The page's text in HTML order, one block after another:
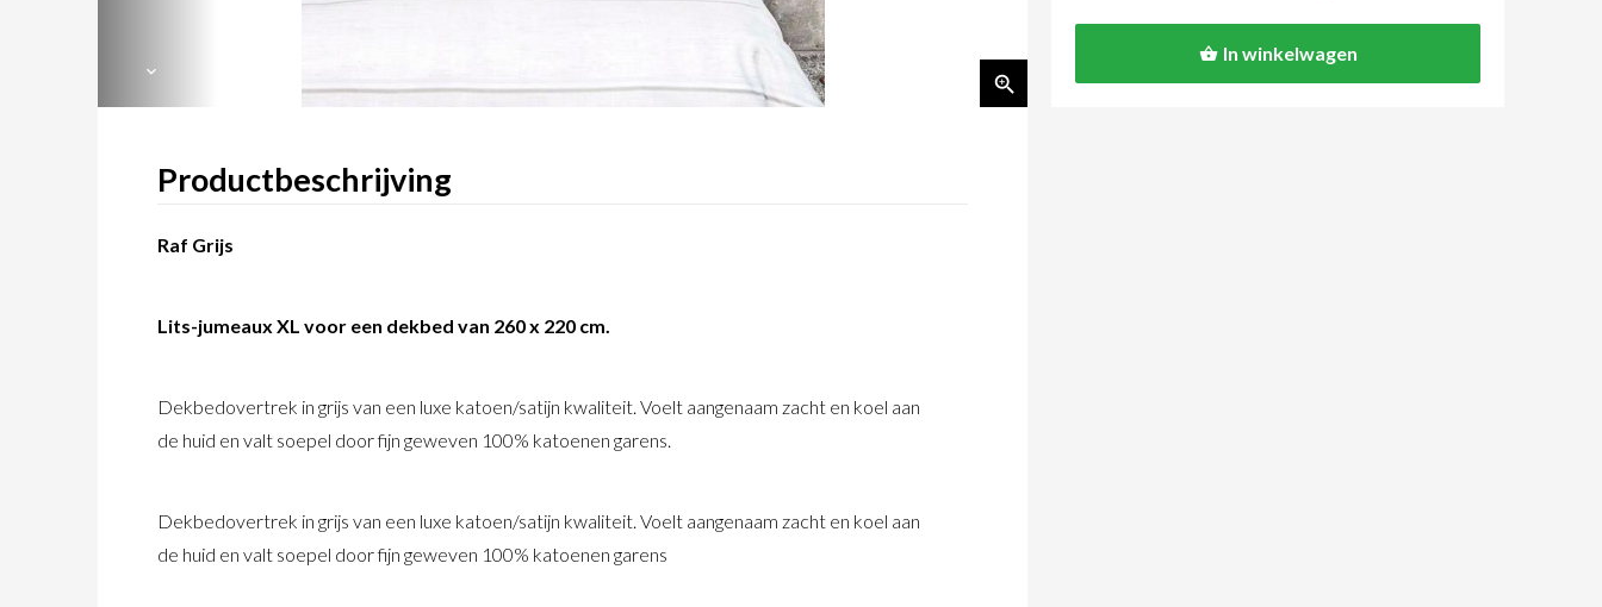
Productbeschrijving
Raf Grijs
Lits-jumeaux XL voor een dekbed van 260 x 220 cm.
Dekbedovertrek in grijs van een luxe katoen/satijn kwaliteit. Voelt aangenaam zacht en koel aan
de huid en valt soepel door fijn geweven 100% katoenen garens.
Dekbedovertrek in grijs van een luxe katoen/satijn kwaliteit. Voelt aangenaam zacht en koel aan
de huid en valt soepel door fijn geweven 100% katoenen garens
In winkelwagen